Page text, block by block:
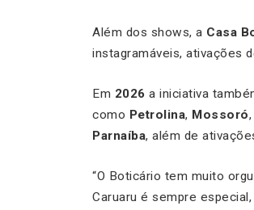
Além dos shows, a Casa
instagramáveis, ativações
Em 2026 a iniciativa
como Petrolina, Mossoró,
Parnaíba, além de
“O Boticário tem muito
Caruaru é sempre